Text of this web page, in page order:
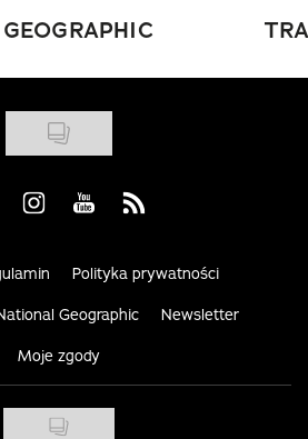
us on Facebook
Visit us on Instagram
Visit us on Youtube
Visit us on Rss
Polityka prywatności
Geographic Newsletter
Moje zgody